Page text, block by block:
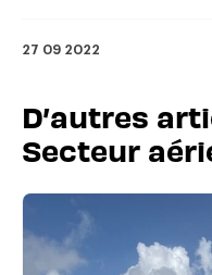
27 09 2022
D’autres
Secteur